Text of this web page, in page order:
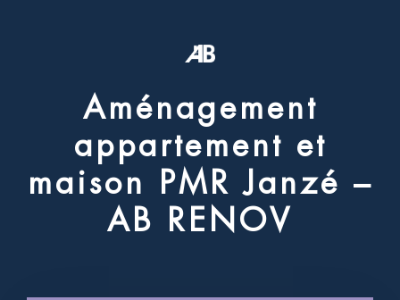
Aménagement
appartement et
maison PMR Janzé –
AB RE NOV